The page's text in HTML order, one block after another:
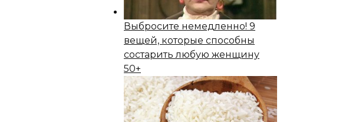
Выбросите немедленно! 9
вещей, которые способны
состapить любую женщину
50+